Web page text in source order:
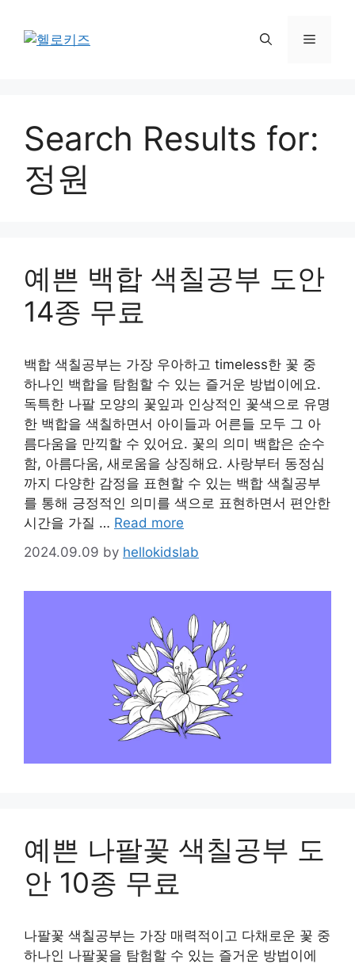
content
Menu
Search Results for:
정원
예쁜 백합 색칠공부 도안
14종 무료
백합 색칠공부는 가장 우아하고 timeless한 꽃 중
하나인 백합을 탐험할 수 있는 즐거운 방법이에요.
독특한 나팔 모양의 꽃잎과 인상적인 꽃색으로 유명
한 백합을 색칠하면서 아이들과 어른들 모두 그 아
름다움을 만끽할 수 있어요. 꽃의 의미 백합은 순수
함, 아름다움, 새로움을 상징해요. 사랑부터 동정심
까지 다양한 감정을 표현할 수 있는 백합 색칠공부
를 통해 긍정적인 의미를 색으로 표현하면서 편안한
시간을 가질 … Read more
2024.09.09 by hellokidslab
예쁜 나팔꽃 색칠공부 도
안 10종 무료
나팔꽃 색칠공부는 가장 매력적이고 다채로운 꽃 중
하나인 나팔꽃을 탐험할 수 있는 즐거운 방법이에